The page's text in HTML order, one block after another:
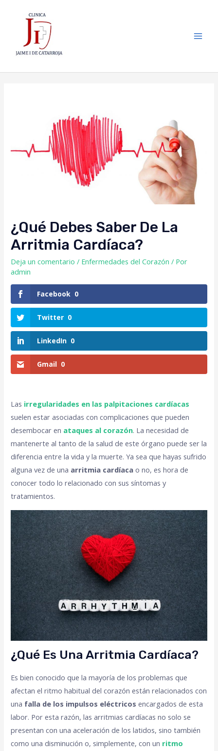
¿Qué Debes Saber De La
Arritmia Cardíaca?
Deja un comentario / Enfermedades del Corazón / Por
admin
Facebook 0
Twitter 0
LinkedIn 0
Gmail 0
Las irregularidades en las palpitaciones cardíacas
suelen estar asociadas con complicaciones que pueden
desembocar en ataques al corazón. La necesidad de
mantenerte al tanto de la salud de este órgano puede ser la
diferencia entre la vida y la muerte. Ya sea que hayas sufrido
alguna vez de una arritmia cardíaca o no, es hora de
conocer todo lo relacionado con sus síntomas y
tratamientos.
¿Qué Es Una Arritmia Cardíaca?
Es bien conocido que la mayoría de los problemas que
afectan el ritmo habitual del corazón están relacionados con
una falla de los impulsos eléctricos encargados de esta
labor. Por esta razón, las arritmias cardíacas no solo se
presentan con una aceleración de los latidos, sino también
como una disminución o, simplemente, con un ritmo